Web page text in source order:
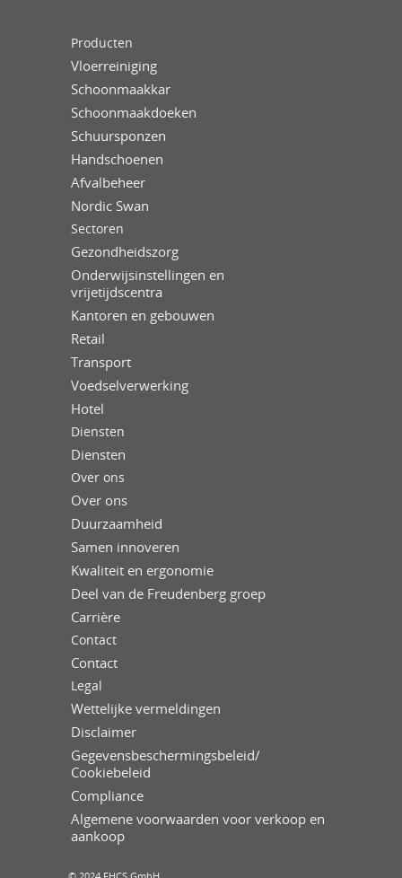
Producten
Vloerreiniging
Schoonmaakkar
Schoonmaakdoeken
Schuursponzen
Handschoenen
Afvalbeheer
Nordic Swan
Sectoren
Gezondheidszorg
Onderwijsinstellingen en
vrijetijdscentra
Kantoren en gebouwen
Retail
Transport
Voedselverwerking
Hotel
Diensten
Diensten
Over ons
Over ons
Duurzaamheid
Samen innoveren
Kwaliteit en ergonomie
Deel van de Freudenberg groep
Carrière
Contact
Contact
Legal
Wettelijke vermeldingen
Disclaimer
Gegevensbeschermingsbeleid/
Cookiebeleid
Compliance
Algemene voorwaarden voor verkoop en
aankoop